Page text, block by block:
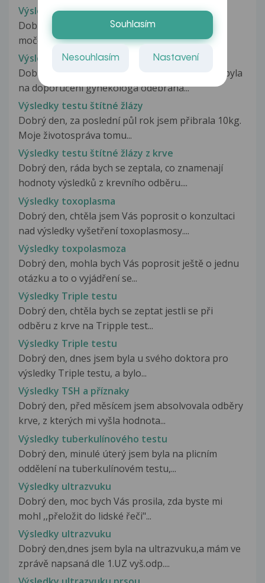
Výsledky testu protilátek
Dobrý deň, v dosledku pretvávajúcih bolestí
močovej trubice a močového mechúra...
Výsledky testů štítné žlázy
Dobrý den, před plánovaným těhotenstvím mi byla
na doporučení gynekologa odebrána...
Výsledky testu štítné žlázy
Dobrý den, za poslední půl rok jsem přibrala 10kg.
Moje životospráva tomu...
Výsledky testu štítné žlázy z krve
Dobrý den, ráda bych se zeptala, co znamenají
hodnoty výsledků z krevního odběru....
Výsledky toxoplasma
Dobrý den, chtěla jsem Vás poprosit o konzultaci
nad výsledky vyšetření toxoplasmosy....
Výsledky toxpolasmoza
Dobrý den, mohla bych Vás poprosit ještě o jednu
otázku a to o vyjádření se...
Výsledky Triple testu
Dobrý den, chtěla bych se zeptat jestli se při
odběru z krve na Tripple test...
Výsledky Triple testu
Dobrý den, dnes jsem byla u svého doktora pro
výsledky Triple testu, a bylo...
Výsledky TSH a příznaky
Dobrý den, před měsícem jsem absolvovala odběry
krve, z kterých mi vyšla hodnota...
Výsledky tuberkulínového testu
Dobrý den, minulé úterý jsem byla na plicním
oddělení na tuberkulínovém testu,...
Výsledky ultrazvuku
Dobrý den, moc bych Vás prosila, zda byste mi
mohl ,,přeložit do lidské řeči"...
Výsledky ultrazvuku
Dobrý den,dnes jsem byla na ultrazvuku,a mám ve
zprávě napsaná dle 1.UZ vyš.odp....
Souhlasím
Nesouhlasím Nastavení